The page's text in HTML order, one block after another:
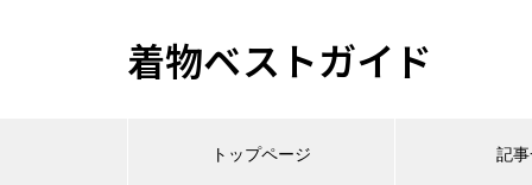
着物ベストガイド
トップページ 記